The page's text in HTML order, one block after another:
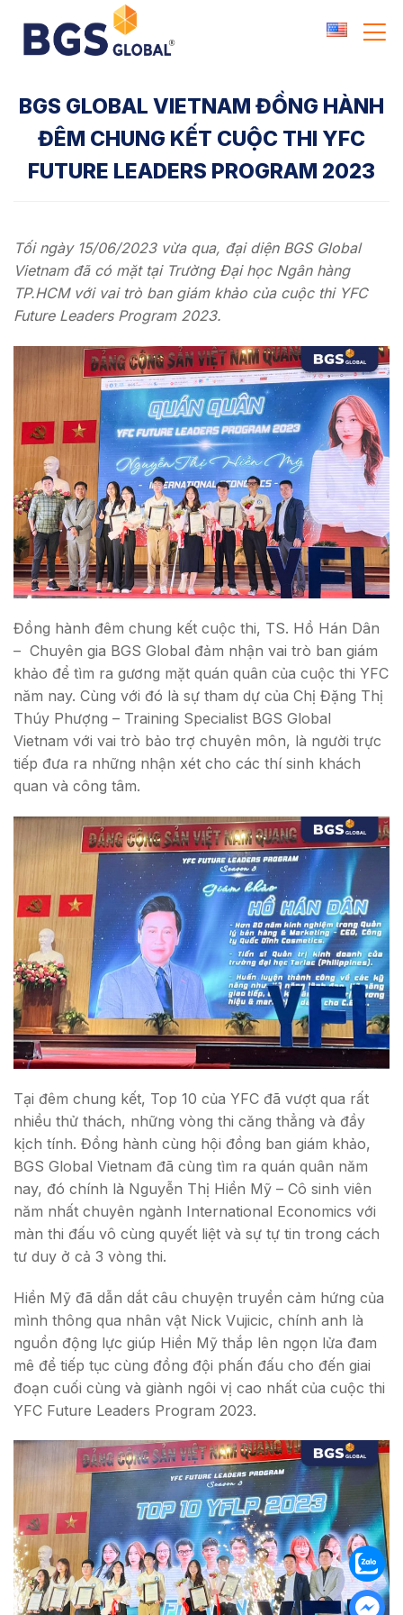
content
BGS GLOBAL VIETNAM ĐỒNG HÀNH
ĐÊM CHUNG KẾT CUỘC THI YFC
FUTURE LEADERS PROGRAM 2023
Tối ngày 15/06/2023 vừa qua, đại diện BGS Global
Vietnam đã có mặt tại Trường Đại học Ngân hàng
TP.HCM với vai trò ban giám khảo của cuộc thi YFC
Future Leaders Program 2023.
Đồng hành đêm chung kết cuộc thi, TS. Hồ Hán Dân
– Chuyên gia BGS Global đảm nhận vai trò ban giám
khảo để tìm ra gương mặt quán quân của cuộc thi YFC
năm nay. Cùng với đó là sự tham dự của Chị Đặng Thị
Thúy Phượng – Training Specialist BGS Global
Vietnam với vai trò bảo trợ chuyên môn, là người trực
tiếp đưa ra những nhận xét cho các thí sinh khách
quan và công tâm.
Tại đêm chung kết, Top 10 của YFC đã vượt qua rất
nhiều thử thách, những vòng thi căng thẳng và đầy
kịch tính. Đồng hành cùng hội đồng ban giám khảo,
BGS Global Vietnam đã cùng tìm ra quán quân năm
nay, đó chính là Nguyễn Thị Hiền Mỹ – Cô sinh viên
năm nhất chuyên ngành International Economics với
màn thi đấu vô cùng quyết liệt và sự tự tin trong cách
tư duy ở cả 3 vòng thi.
Hiền Mỹ đã dẫn dắt câu chuyện truyền cảm hứng của
mình thông qua nhân vật Nick Vujicic, chính anh là
nguồn động lực giúp Hiền Mỹ thắp lên ngọn lửa đam
mê để tiếp tục cùng đồng đội phấn đấu cho đến giai
đoạn cuối cùng và giành ngôi vị cao nhất của cuộc thi
YFC Future Leaders Program 2023.